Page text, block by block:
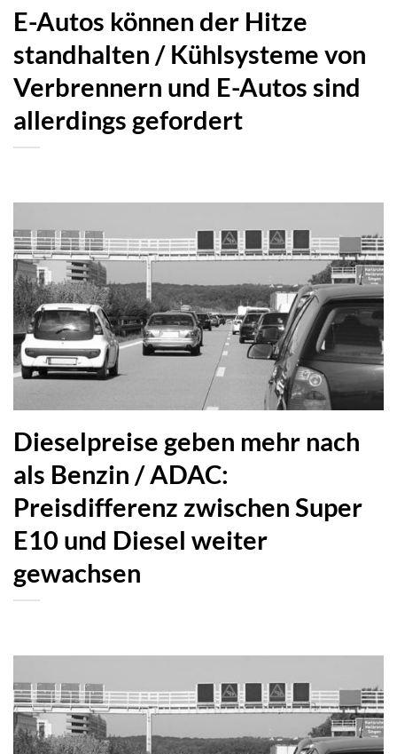
E-Autos können der Hitze
standhalten / Kühlsysteme von
Verbrennern und E-Autos sind
allerdings gefordert
Dieselpreise geben mehr nach
als Benzin / ADAC:
Preisdifferenz zwischen Super
E10 und Diesel weiter
gewachsen